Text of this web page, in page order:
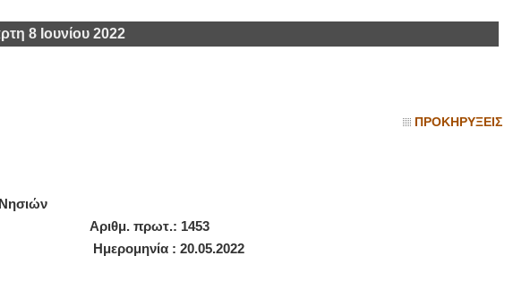
8 Ιουνίου 2022
ΠΡΟΚΗΡΥΞΕΙΣ
Αριθμ. πρωτ.: 1453
Ημερομηνία : 20.05.2022